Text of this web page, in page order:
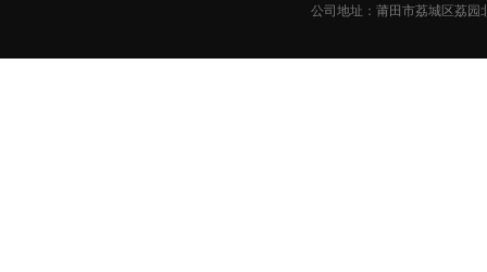
公司地址：莆田市荔城区荔